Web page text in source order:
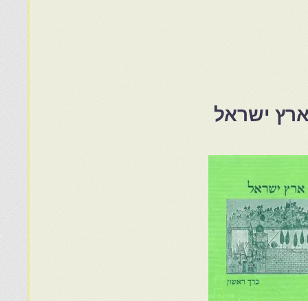
ישראל